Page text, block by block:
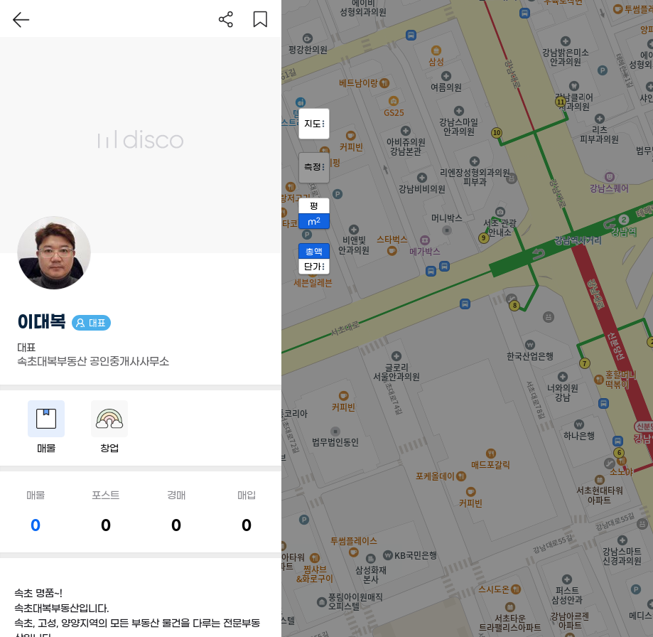
지도
측정
평
m2
총액
단가
이대복 대표
대표
속초대복부동산 공인중개사사무소
매물 창업
매물
0
포스트
0
경매
0
매입
0
속초 명품~!
속초대복부동산입니다.
속초, 고성, 양양지역의 모든 부동산 물건을 다루는 전문부동